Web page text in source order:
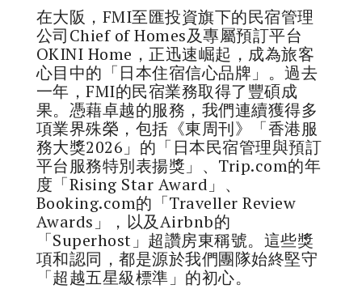
在大阪，FMI至匯投資旗下的民宿管理
公司Chief of Homes及專屬預訂平台
OKINI Home，正迅速崛起，成為旅客
心目中的「日本住宿信心品牌」。過去
一年，FMI的民宿業務取得了豐碩成
果。憑藉卓越的服務，我們連續獲得多
項業界殊榮，包括《東周刊》「香港服
務大獎2026」的「日本民宿管理與預訂
平台服務特別表揚獎」、Trip.com的年
度「Rising Star Award」、
Booking.com的「Traveller Review
Awards」，以及Airbnb的
「Superhost」超讚房東稱號。這些獎
項和認同，都是源於我們團隊始終堅守
「超越五星級標準」的初心。